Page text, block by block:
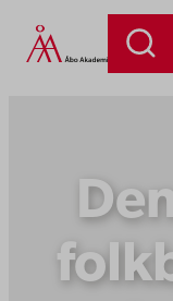
Siirry
sisältöön